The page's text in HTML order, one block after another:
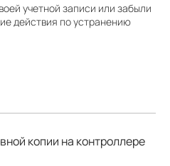
учетной записи или забыли
действия по устранению
копии на контроллере